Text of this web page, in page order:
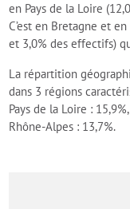
en Pays de la Loire
C’est en Bretagne et
et 3,0% des effectifs)
La répartition
dans 3 régions
Pays de la Loire :
Rhône-Alpes : 13,7%.